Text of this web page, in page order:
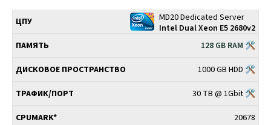
MD20 Dedicated Server
Intel Dual Xeon E5 2680v2
128 GB RAM 🛠
1000 GB HDD 🛠
30 TB @ 1Gbit 🛠
20678